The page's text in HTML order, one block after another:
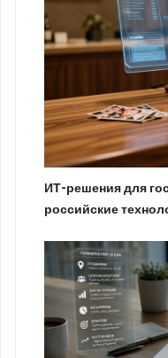
ИТ-решения для
российские